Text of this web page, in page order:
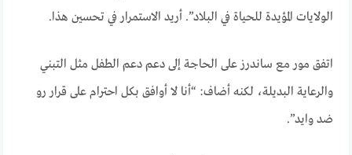
الولايات المؤيدة للحياة في البلاد”. أريد الاستمرار في تحسين هذا.
اتفق مور مع ساندرز على الحاجة إلى دعم دعم الطفل مثل التبني
والرعاية البديلة، لكنه أضاف: “أنا لا أوافق بكل احترام على قرار رو
ضد وايد”.